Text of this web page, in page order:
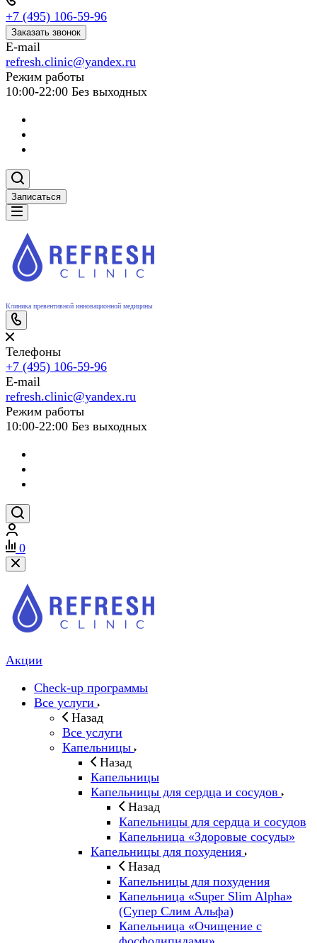
+7 (495) 106-59-96
Заказать звонок
E-mail
refresh.clinic@yandex.ru
Режим работы
10:00-22:00 Без выходных
Записаться
Клиника превентивной инновационной медицины
Телефоны
+7 (495) 106-59-96
E-mail
refresh.clinic@yandex.ru
Режим работы
10:00-22:00 Без выходных
0
Акции
Check-up программы
Все услуги
Назад
Все услуги
Капельницы
Назад
Капельницы
Капельницы для сердца и сосудов
Назад
Капельницы для сердца и сосудов
Капельница «Здоровые сосуды»
Капельницы для похудения
Назад
Капельницы для похудения
Капельница «Super Slim Alpha»
(Cупер Слим Альфа)
Капельница «Очищение с